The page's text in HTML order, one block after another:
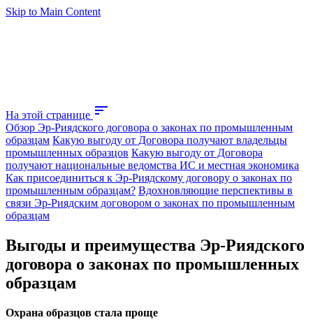
Skip to Main Content
На этой странице sort
Обзор Эр-Риядского договора о законах по промышленным
образцам Какую выгоду от Договора получают владельцы
промышленных образцов Какую выгоду от Договора
получают национальные ведомства ИС и местная экономика
Как присоединиться к Эр-Риядскому договору о законах по
промышленным образцам? Вдохновляющие перспективы в
связи Эр-Риядским договором о законах по промышленным
образцам
Выгоды и преимущества Эр-Риядского
договора о законах по промышленных
образцам
Охрана образцов стала проще